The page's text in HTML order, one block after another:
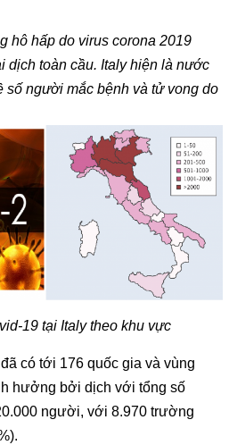
hô hấp do virus corona 2019
dịch toàn cầu. Italy hiện là nước
số người mắc bệnh và tử vong do
19 tại Italy theo khu vực
có tới 176 quốc gia và vùng
hưởng bởi dịch với tổng số
người, với 8.970 trường